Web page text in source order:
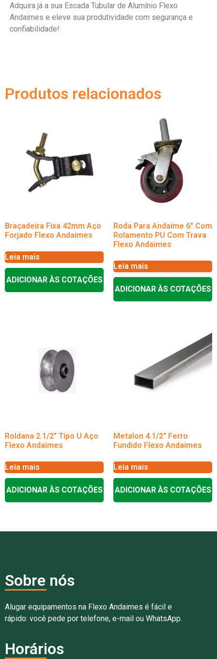
Adquira já a sua Escada Tubular de Alumínio Flexo
Andaimes e eleve sua produtividade com segurança e
confiabilidade!
Produtos relacionados
Braçadeira Fixa 42mm Aço
Forjado Flexo Andaimes
Leia mais
ADICIONAR ÀS COTAÇÕES
Roda Para Andaime 6″ Com
Rolamento PU Com Trava
Flexo Andaimes
Leia mais
ADICIONAR ÀS COTAÇÕES
Roldana 2.1/2″ Tipo U Aço
Flexo Andaimes
Leia mais
ADICIONAR ÀS COTAÇÕES
Metalon 4.1/2″ Ferro
Fundido Flexo Andaimes
Leia mais
ADICIONAR ÀS COTAÇÕES
Sobre nós
Alugar equipamentos na Flexo Andaimes é fácil e
rápido: você pede por telefone, e-mail ou WhatsApp.
Horários